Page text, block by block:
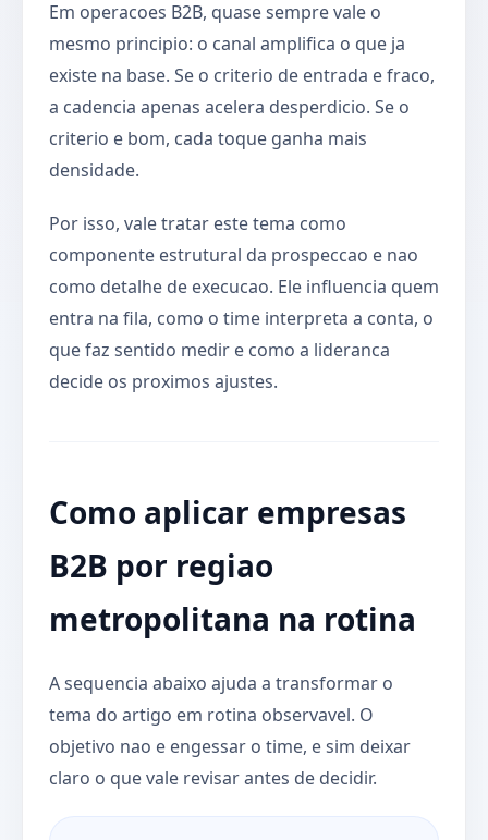
Em operacoes B2B, quase sempre vale o
mesmo principio: o canal amplifica o que ja
existe na base. Se o criterio de entrada e fraco,
a cadencia apenas acelera desperdicio. Se o
criterio e bom, cada toque ganha mais
densidade.
Por isso, vale tratar este tema como
componente estrutural da prospeccao e nao
como detalhe de execucao. Ele influencia quem
entra na fila, como o time interpreta a conta, o
que faz sentido medir e como a lideranca
decide os proximos ajustes.
Como aplicar empresas
B2B por regiao
metropolitana na rotina
A sequencia abaixo ajuda a transformar o
tema do artigo em rotina observavel. O
objetivo nao e engessar o time, e sim deixar
claro o que vale revisar antes de decidir.